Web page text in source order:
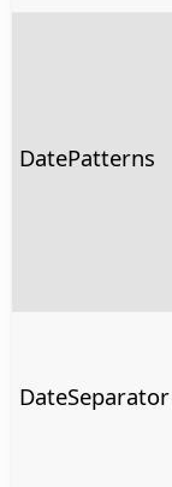
DatePatterns
DateSeparator